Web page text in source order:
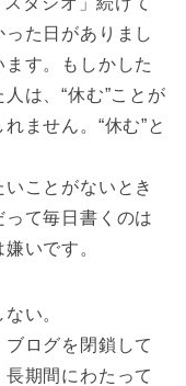
た日がありまし
す。もしかした
は、“休む”ことが
ません。“休む”と
ことがないとき
て毎日書くのは
いです。
い。
ログを閉鎖して
期間にわたって